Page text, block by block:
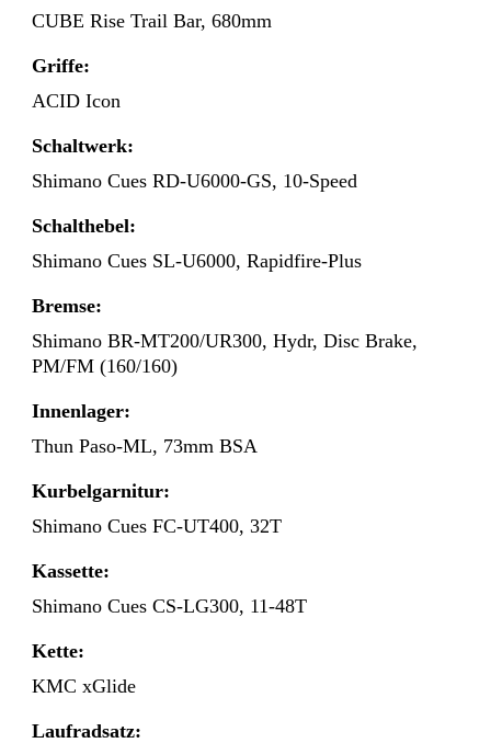
CUBE Rise Trail Bar, 680mm
Griffe:
ACID Icon
Schaltwerk:
Shimano Cues RD-U6000-GS, 10-Speed
Schalthebel:
Shimano Cues SL-U6000, Rapidfire-Plus
Bremse:
Shimano BR-MT200/UR300, Hydr, Disc Brake,
PM/FM (160/160)
Innenlager:
Thun Paso-ML, 73mm BSA
Kurbelgarnitur:
Shimano Cues FC-UT400, 32T
Kassette:
Shimano Cues CS-LG300, 11-48T
Kette:
KMC xGlide
Laufradsatz: